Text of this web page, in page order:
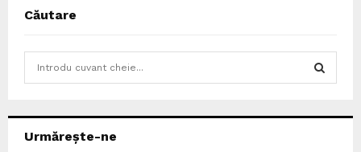
Căutare
h
Urmărește-ne